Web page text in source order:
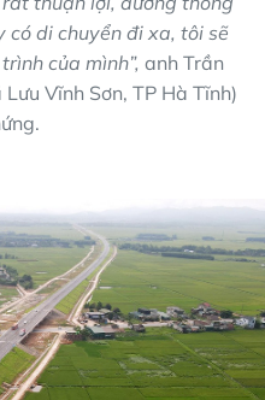
có di chuyển đi xa, tôi sẽ
của mình”, anh Trần
Vĩnh Sơn, TP Hà Tĩnh)